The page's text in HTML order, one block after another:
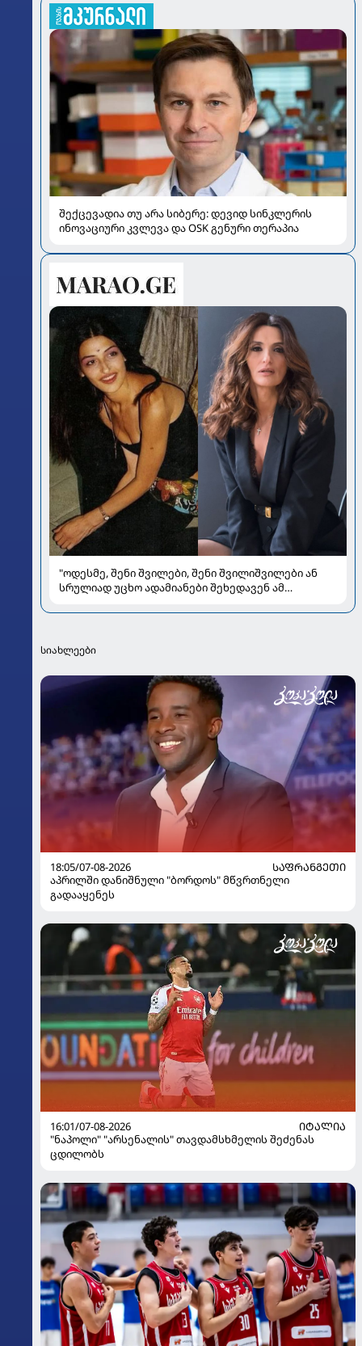
შექცევადია თუ არა სიბერე: დევიდ სინკლერის
ინოვაციური კვლევა და OSK გენური თერაპია
"ოდესმე, შენი შვილები, შენი შვილიშვილები ან
სრულიად უცხო ადამიანები შეხედავენ ამ
ყიფშიძეზე
სიახლეები
18:05/07-08-2026
ᲡᲐᲤᲠᲐᲜᲒᲔᲗᲘ
აპრილში დანიშნული "ბორდოს" მწვრთნელი
გადააყენეს
16:01/07-08-2026
ᲘᲢᲐᲚᲘᲐ
"ნაპოლი" "არსენალის" თავდამსხმელის შეძენას
ცდილობს